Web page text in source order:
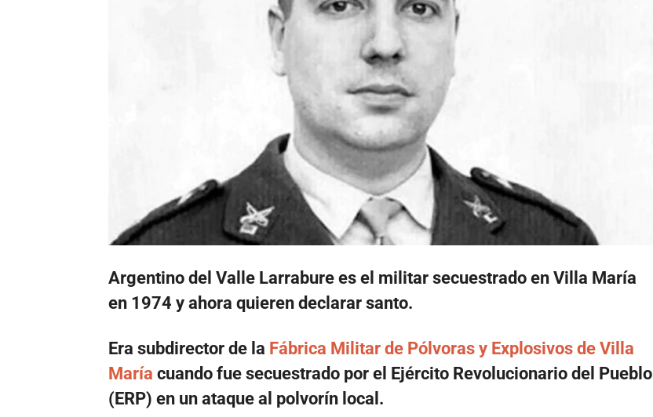
Argentino del Valle Larrabure es el militar secuestrado en Villa María
en 1974 y ahora quieren declarar santo.
Era subdirector de la Fábrica Militar de Pólvoras y Explosivos de Villa
María cuando fue secuestrado por el Ejército Revolucionario del Pueblo
(ERP) en un ataque al polvorín local.